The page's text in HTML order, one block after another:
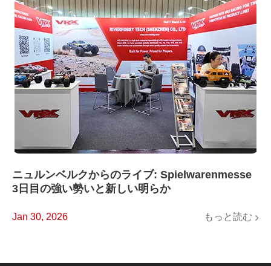
ニュルンベルクからのライブ: Spielwarenmesse
3日目の強い勢いと新しい明らか
Jan 30, 2026 もっと読む